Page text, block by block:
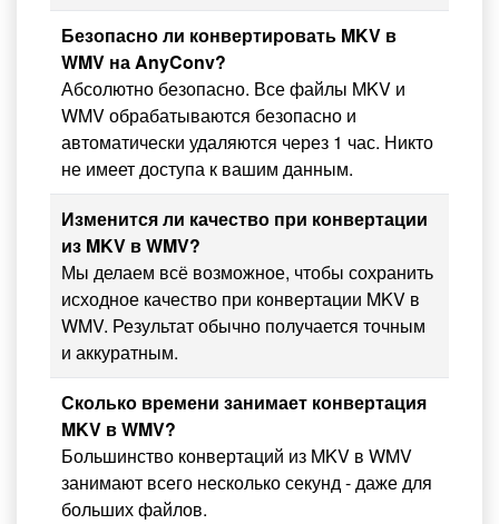
Безопасно ли конвертировать MKV в
WMV на AnyConv?
Абсолютно безопасно. Все файлы MKV и
WMV обрабатываются безопасно и
автоматически удаляются через 1 час. Никто
не имеет доступа к вашим данным.
Изменится ли качество при конвертации
из MKV в WMV?
Мы делаем всё возможное, чтобы сохранить
исходное качество при конвертации MKV в
WMV. Результат обычно получается точным
и аккуратным.
Сколько времени занимает конвертация
MKV в WMV?
Большинство конвертаций из MKV в WMV
занимают всего несколько секунд - даже для
больших файлов.